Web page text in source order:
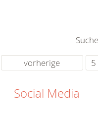
rund um die Uhr
vorherige
5
Social Media